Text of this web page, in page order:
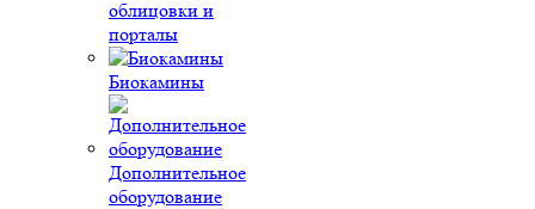
облицовки и
порталы
Биокамины
Дополнительное
оборудование